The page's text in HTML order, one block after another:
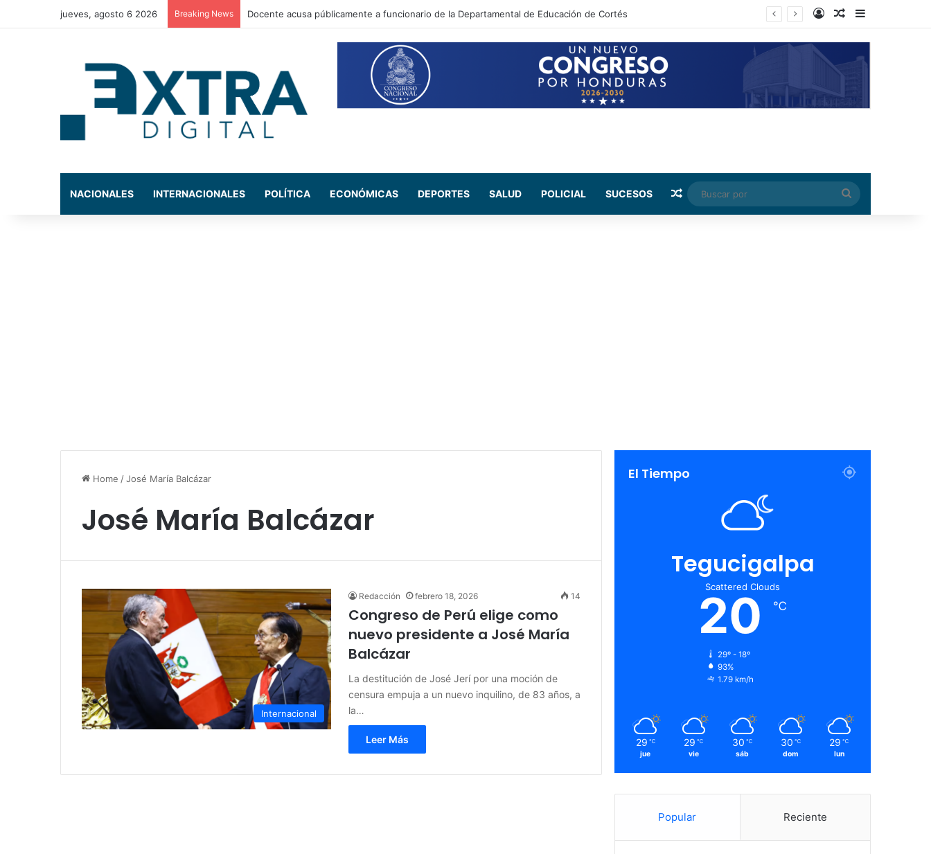
jueves, agosto 6 2026 Breaking News La exdiputada Maribel Espinoza arremete contra el expresidente Juan Orlando Hernández Log InRandom Article
NACIONALES INTERNACIONALES POLÍTICA ECONÓMICAS DEPORTES SALUD POLICIAL SUCESOS Random Article
Buscar
por
Home /José María Balcázar
José María Balcázar
Internacional
Redacción febrero 18, 2026 14
Congreso de Perú elige como
nuevo presidente a José María
Balcázar
La destitución de José Jerí por una moción de
censura empuja a un nuevo inquilino, de 83 años, a
la…
Leer Más
El Tiempo
Tegucigalpa
Scattered Clouds
20 ℃
29º - 18º
93%
1.79 km/h
29 ℃
jue
29 ℃
vie
30 ℃
sáb
30 ℃
dom
29 ℃
lun
Popular Reciente